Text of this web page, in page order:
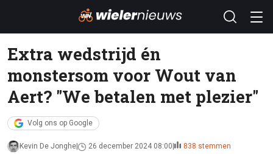
Extra wedstrijd én
monstersom voor Wout van
Aert? "We betalen met plezier"
Volg ons op Google
Kevin De Jonghe 26 december 2024 08:00 838 stemmen